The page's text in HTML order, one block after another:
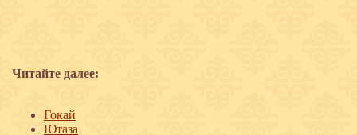
Читайте далее:
Гокай
Ютаза